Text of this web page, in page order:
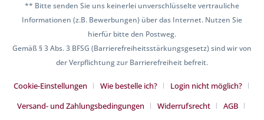
** Bitte senden Sie uns keinerlei unverschlüsselte vertrauliche
Informationen (z.B. Bewerbungen) über das Internet. Nutzen Sie
hierfür bitte den Postweg.
Gemäß § 3 Abs. 3 BFSG (Barrierefreiheitsstärkungsgesetz) sind wir von
der Verpflichtung zur Barrierefreiheit befreit.
Cookie-Einstellungen Wie bestelle ich?
Login nicht möglich?
Versand- und Zahlungsbedingungen
Widerrufsrecht
AGB